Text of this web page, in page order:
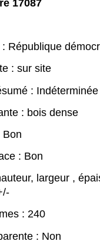
17087
République
: sur site
: Indéterminée
: bois dense
Bon
: Bon
largeur ,
: 240
: Non